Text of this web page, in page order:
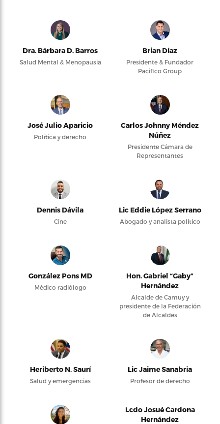
Dra. Bárbara D. Barros
Salud Mental & Menopausia
Brian Díaz
Presidente & Fundador
Pacifico Group
José Julio Aparicio
Política y derecho
Carlos Johnny Méndez
Núñez
Presidente Cámara de
Representantes
Dennis Dávila
Cine
Lic Eddie López Serrano
Abogado y analista político
González Pons MD
Médico radiólogo
Hon. Gabriel “Gaby”
Hernández
Alcalde de Camuy y
presidente de la Federación
de Alcaldes
Heriberto N. Saurí
Salud y emergencias
Lic Jaime Sanabria
Profesor de derecho
Lcdo Josué Cardona
Hernández